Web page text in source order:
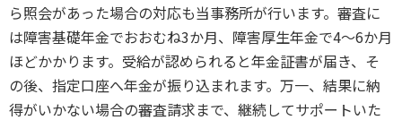
ら照会があった場合の対応も当事務所が行います。審査に
は障害基礎年金でおおむね3か月、障害厚生年金で4〜6か月
ほどかかります。受給が認められると年金証書が届き、そ
の後、指定口座へ年金が振り込まれます。万一、結果に納
得がいかない場合の審査請求まで、継続してサポートいた